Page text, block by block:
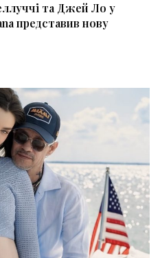
та Джей Ло у
представив нову